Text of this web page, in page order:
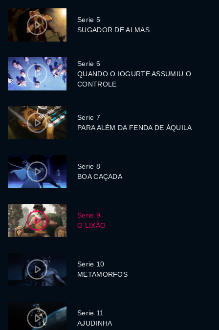
Serie 5
SUGADOR DE ALMAS
Serie 6
QUANDO O IOGURTE ASSUMIU O
CONTROLE
Serie 7
PARA ALÉM DA FENDA DE ÁQUILA
Serie 8
BOA CAÇADA
Serie 9
O LIXÃO
Serie 10
METAMORFOS
Serie 11
AJUDINHA